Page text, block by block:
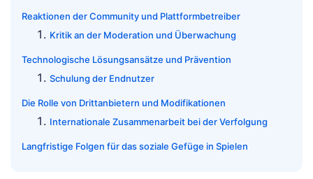
Reaktionen der Community und Plattformbetreiber
Kritik an der Moderation und Überwachung
Technologische Lösungsansätze und Prävention
Schulung der Endnutzer
Die Rolle von Drittanbietern und Modifikationen
Internationale Zusammenarbeit bei der Verfolgung
Langfristige Folgen für das soziale Gefüge in Spielen